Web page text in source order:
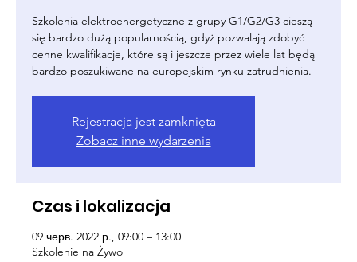
Szkolenia elektroenergetyczne z grupy G1/G2/G3 cieszą
się bardzo dużą popularnością, gdyż pozwalają zdobyć
cenne kwalifikacje, które są i jeszcze przez wiele lat będą
bardzo poszukiwane na europejskim rynku zatrudnienia.
Rejestracja jest zamknięta
Zobacz inne wydarzenia
Czas i lokalizacja
09 черв. 2022 р., 09:00 – 13:00
Szkolenie na Żywo